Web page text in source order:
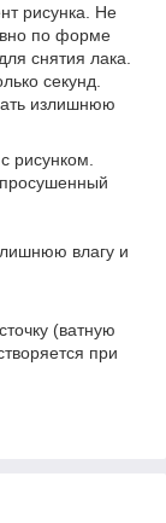
рисунка. Не
по форме
снятия лака.
секунд.
излишнюю
рисунком.
влагу и
(ватную
при